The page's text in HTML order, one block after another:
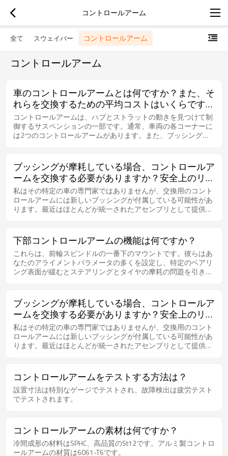
コントロールアーム
全て スウェイバー コントロールアーム
コントロールアーム
車のコントロールアームとは何ですか？また、そ
れらを交換するための平均コストはいくらです
か？
コントロールアームは、ハブとストラットの動きを見つけて制
御するサスペンションの一部です。通常、車両の各コーナーに
は2つのコントロールアームがあります。また、ブッシングと
す。コントロールアームの費用は、車両や設置の手間によって
異なります。インストールが簡単で時間がかからないものもあ
れば、数時間かかるものもあります。
ブッシングが摩耗している場合、コントロールア
ームを交換する必要がありますか？安全上のリス
クは何ですか？
私はその特定の車の専門家ではありませんが、交換用のコント
ロールアームには新しいブッシングが付属している可能性があ
ります。最近はほとんどが統一されたアセンブリとして提供さ
る可能性がありますが、私はその特定の車の専門家ではありま
せん。 コントロールアームのブッシングを交換することは常に
価値があります。道路が完璧で手付かずの場所に住んでいて、
回避策を講じる必要がなく、方向転換しない限り、フロントサ
スペンションの完全性に関係することは何もしません。また、
響を与える可能性があります。 フロントエンドは非常に頑丈で
すが、設計どおりに動作するには無傷である必要があります。
私はあなたがそれにお金をかけたくないかもしれなくて、それ
がもう一年続くことを望むかもしれないことを理解します、し
かしそれはコントロールアームブッシングを取り替えないのは
残念な誤った経済です。
下部コントロールアームの機能は何ですか？
これらは、前輪スピンドルの一番下のマウントです。彼らはあ
なたのアライメントパラメータの多くを設定し、特定のベアリ
ング表面が緩むとステアリングとタイヤの摩耗の問題を引き起
ブッシングが摩耗している場合、コントロールア
ームを交換する必要がありますか？安全上のリス
クは何ですか？
私はその特定の車の専門家ではありませんが、交換用のコント
ロールアームには新しいブッシングが付属している可能性があ
ります。最近はほとんどが統一されたアセンブリとして提供さ
る可能性がありますが、私はその特定の車の専門家ではありま
せん。 コントロールアームのブッシングを交換することは常に
価値があります。道路が完璧で手付かずの場所に住んでいて、
回避策を講じる必要がなく、方向転換しない限り、フロントサ
の応答性に応じて、フロントエンドのアライメントに大きな影
響を与える可能性があります。 フロントエンドは非常に頑丈で
すが、設計どおりに動作するには無傷である必要があります。
コントロールアームをテストする方法は？
設置寸法は特別なゲージでテストされ、故障検出は疲労テスト
でテストされます。
コントロールアームの素材は何ですか？
冷間成形の材料はSPHC、高品質のSt12です。アルミ製コントロ
ールアームの材質は6061-T6です。